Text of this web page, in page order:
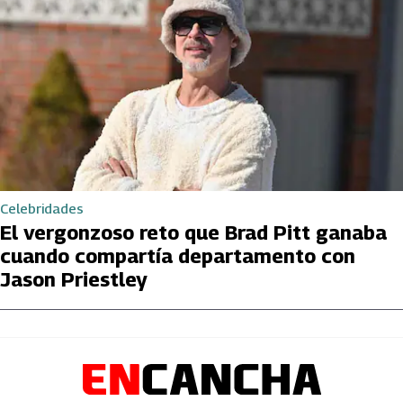
Celebridades
El vergonzoso reto que Brad Pitt ganaba
cuando compartía departamento con
Jason Priestley